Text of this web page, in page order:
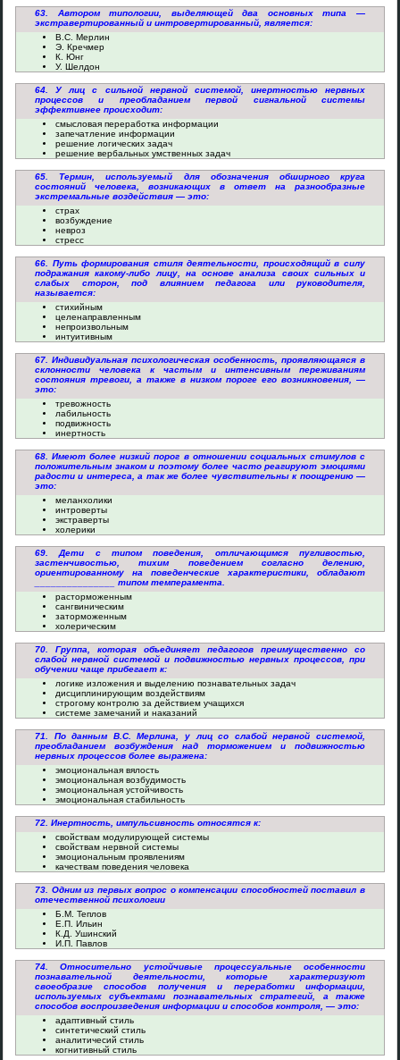
63. Автором типологии, выделяющей два основных типа —
экстравертированный и интровертированный, является:
В.С. Мерлин
Э. Кречмер
К. Юнг
У. Шелдон
64. У лиц с сильной нервной системой, инертностью нервных
процессов и преобладанием первой сигнальной системы
эффективнее происходит:
смысловая переработка информации
запечатление информации
решение логических задач
решение вербальных умственных задач
65. Термин, используемый для обозначения обширного круга
состояний человека, возникающих в ответ на разнообразные
экстремальные воздействия — это:
страх
возбуждение
невроз
стресс
66. Путь формирования стиля деятельности, происходящий в силу
подражания какому-либо лицу, на основе анализа своих сильных и
слабых сторон, под влиянием педагога или руководителя,
называется:
стихийным
целенаправленным
непроизвольным
интуитивным
67. Индивидуальная психологическая особенность, проявляющаяся в
склонности человека к частым и интенсивным переживаниям
состояния тревоги, а также в низком пороге его возникновения, —
это:
тревожность
лабильность
подвижность
инертность
68. Имеют более низкий порог в отношении социальных стимулов с
положительным знаком и поэтому более часто реагируют эмоциями
радости и интереса, а так же более чувствительны к поощрению —
это:
меланхолики
интроверты
экстраверты
холерики
69. Дети с типом поведения, отличающимся пугливостью,
застенчивостью, тихим поведением согласно делению,
ориентированному на поведенческие характеристики, обладают
_______________ типом темперамента.
расторможенным
сангвиническим
заторможенным
холерическим
70. Группа, которая объединяет педагогов преимущественно со
слабой нервной системой и подвижностью нервных процессов, при
обучении чаще прибегает к:
логике изложения и выделению познавательных задач
дисциплинирующим воздействиям
строгому контролю за действием учащихся
системе замечаний и наказаний
71. По данным В.С. Мерлина, у лиц со слабой нервной системой,
преобладанием возбуждения над торможением и подвижностью
нервных процессов более выражена:
эмоциональная вялость
эмоциональная возбудимость
эмоциональная устойчивость
эмоциональная стабильность
72. Инертность, импульсивность относятся к:
свойствам модулирующей системы
свойствам нервной системы
эмоциональным проявлениям
качествам поведения человека
73. Одним из первых вопрос о компенсации способностей поставил в
отечественной психологии
Б.М. Теплов
Е.П. Ильин
К.Д. Ушинский
И.П. Павлов
74. Относительно устойчивые процессуальные особенности
познавательной деятельности, которые характеризуют
своеобразие способов получения и переработки информации,
используемых субъектами познавательных стратегий, а также
способов воспроизведения информации и способов контроля, — это:
адаптивный стиль
синтетический стиль
аналитичесий стиль
когнитивный стиль